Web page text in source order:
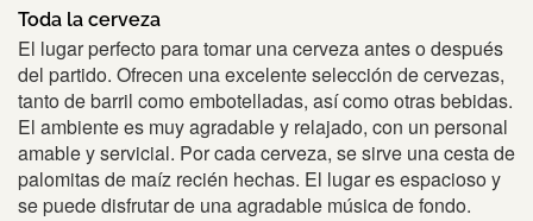
Toda la cerveza
El lugar perfecto para tomar una cerveza antes o después
del partido. Ofrecen una excelente selección de cervezas,
tanto de barril como embotelladas, así como otras bebidas.
El ambiente es muy agradable y relajado, con un personal
amable y servicial. Por cada cerveza, se sirve una cesta de
palomitas de maíz recién hechas. El lugar es espacioso y
se puede disfrutar de una agradable música de fondo.